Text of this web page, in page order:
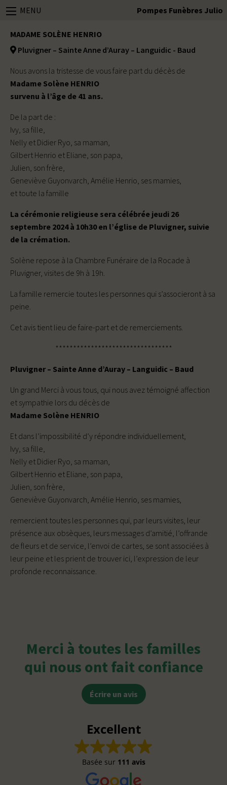
MENU Pompes Funèbres Julio
MADAME SOLÈNE HENRIO
Pluvigner – Sainte Anne d’Auray – Languidic - Baud
Nous avons la tristesse de vous faire part du décès de
Madame Solène HENRIO
survenu à l’âge de 41 ans.
De la part de :
Ivy, sa fille,
Nelly et Didier Ryo, sa maman,
Gilbert Henrio et Eliane, son papa,
Julien, son frère,
Geneviève Guyonvarch, Amélie Henrio, ses mamies,
et toute la famille
La cérémonie religieuse sera célébrée jeudi 26
septembre 2024 à 10h30 en l’église de Pluvigner, suivie
de la crémation.
Solène repose à la Chambre Funéraire de la Rocade à
Pluvigner, visites de 9h à 19h.
La famille remercie toutes les personnes qui s’associeront à sa
peine.
Cet avis tient lieu de faire-part et de remerciements.
*********************************
Pluvigner – Sainte Anne d’Auray – Languidic – Baud
Un grand Merci à vous tous, qui nous avez témoigné affection
et sympathie lors du décès de
Madame Solène HENRIO
Et dans l’impossibilité d’y répondre individuellement,
Ivy, sa fille,
Nelly et Didier Ryo, sa maman,
Gilbert Henrio et Eliane, son papa,
Julien, son frère,
Geneviève Guyonvarch, Amélie Henrio, ses mamies,
remercient toutes les personnes qui, par leurs visites, leur
présence aux obsèques, leurs messages d’amitié, l’offrande
de fleurs et de service, l’envoi de cartes, se sont associées à
leur peine et les prient de trouver ici, l’expression de leur
profonde reconnaissance.
Merci à toutes les familles
qui nous ont fait confiance
Écrire un avis
Excellent
Basée sur 111 avis